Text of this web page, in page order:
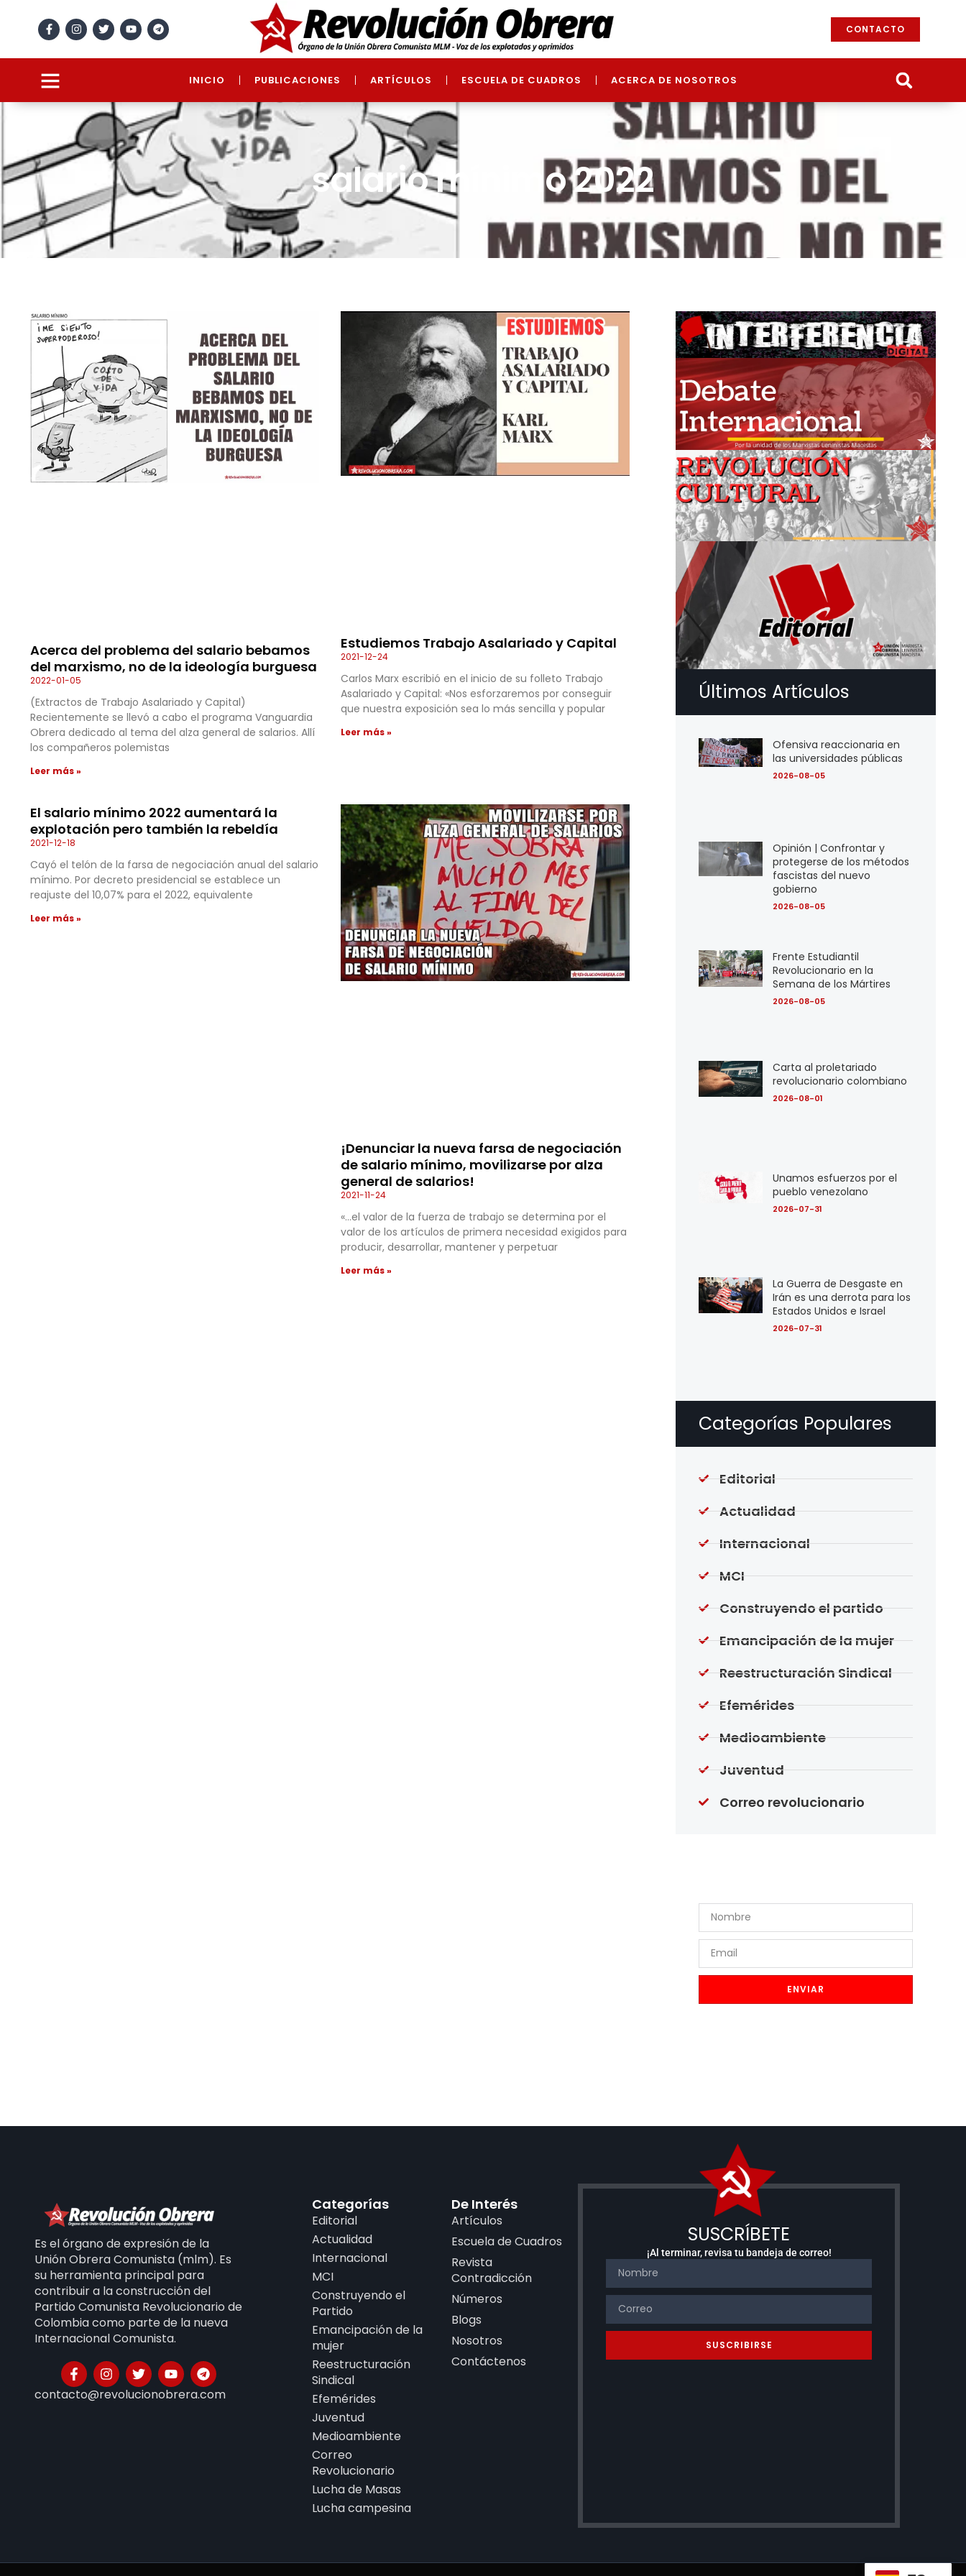
CONTACTO
INICIO PUBLICACIONES ARTÍCULOS ESCUELA DE CUADROS ACERCA DE NOSOTROS
salario mínimo 2022
Acerca del problema del salario bebamos
del marxismo, no de la ideología burguesa
2022-01-05
(Extractos de Trabajo Asalariado y Capital)
Recientemente se llevó a cabo el programa Vanguardia
Obrera dedicado al tema del alza general de salarios. Allí
los compañeros polemistas
Leer más »
Estudiemos Trabajo Asalariado y Capital
2021-12-24
Carlos Marx escribió en el inicio de su folleto Trabajo
Asalariado y Capital: «Nos esforzaremos por conseguir
que nuestra exposición sea lo más sencilla y popular
Leer más »
El salario mínimo 2022 aumentará la
explotación pero también la rebeldía
2021-12-18
Cayó el telón de la farsa de negociación anual del salario
mínimo. Por decreto presidencial se establece un
reajuste del 10,07% para el 2022, equivalente
Leer más »
¡Denunciar la nueva farsa de negociación
de salario mínimo, movilizarse por alza
general de salarios!
2021-11-24
«…el valor de la fuerza de trabajo se determina por el
valor de los artículos de primera necesidad exigidos para
producir, desarrollar, mantener y perpetuar
Leer más »
Últimos Artículos
Ofensiva reaccionaria en
las universidades públicas
2026-08-05
Opinión | Confrontar y
protegerse de los métodos
fascistas del nuevo
gobierno
2026-08-05
Frente Estudiantil
Revolucionario en la
Semana de los Mártires
2026-08-05
Carta al proletariado
revolucionario colombiano
2026-08-01
Unamos esfuerzos por el
pueblo venezolano
2026-07-31
La Guerra de Desgaste en
Irán es una derrota para los
Estados Unidos e Israel
2026-07-31
Categorías Populares
Editorial
Actualidad
Internacional
MCI
Construyendo el partido
Emancipación de la mujer
Reestructuración Sindical
Efemérides
Medioambiente
Juventud
Correo revolucionario
ENVIAR
Es el órgano de expresión de la
Unión Obrera Comunista (mlm). Es
su herramienta principal para
contribuir a la construcción del
Partido Comunista Revolucionario de
Colombia como parte de la nueva
Internacional Comunista.
contacto@revolucionobrera.com
Categorías
Editorial
Actualidad
Internacional
MCI
Construyendo el
Partido
Emancipación de la
mujer
Reestructuración
Sindical
Efemérides
Juventud
Medioambiente
Correo
Revolucionario
Lucha de Masas
Lucha campesina
De Interés
Artículos
Escuela de Cuadros
Revista
Contradicción
Números
Blogs
Nosotros
Contáctenos
SUSCRÍBETE
¡Al terminar, revisa tu bandeja de correo!
SUSCRIBIRSE